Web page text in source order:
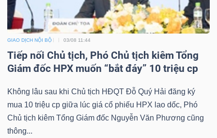
GIAO DỊCH NỘI BỘ 03/08 11:44
Tiếp nối Chủ tịch, Phó Chủ tịch kiêm Tổng
Giám đốc HPX muốn “bắt đáy” 10 triệu cp
Không lâu sau khi Chủ tịch HĐQT Đỗ Quý Hải đăng ký
mua 10 triệu cp giữa lúc giá cổ phiếu HPX lao dốc, Phó
Chủ tịch kiêm Tổng Giám đốc Nguyễn Văn Phương cũng
thông...